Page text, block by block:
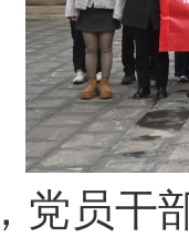
党员干